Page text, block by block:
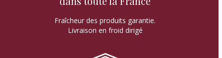
Fraîcheur des produits garantie.
Livraison en froid dirigé